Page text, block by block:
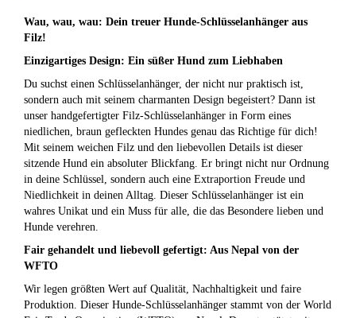
Wau, wau, wau: Dein treuer Hunde-Schlüsselanhänger aus
Filz!
Einzigartiges Design: Ein süßer Hund zum Liebhaben
Du suchst einen Schlüsselanhänger, der nicht nur praktisch ist,
sondern auch mit seinem charmanten Design begeistert? Dann ist
unser handgefertigter Filz-Schlüsselanhänger in Form eines
niedlichen, braun gefleckten Hundes genau das Richtige für dich!
Mit seinem weichen Filz und den liebevollen Details ist dieser
sitzende Hund ein absoluter Blickfang. Er bringt nicht nur Ordnung
in deine Schlüssel, sondern auch eine Extraportion Freude und
Niedlichkeit in deinen Alltag. Dieser Schlüsselanhänger ist ein
wahres Unikat und ein Muss für alle, die das Besondere lieben und
Hunde verehren.
Fair gehandelt und liebevoll gefertigt: Aus Nepal von der
WFTO
Wir legen größten Wert auf Qualität, Nachhaltigkeit und faire
Produktion. Dieser Hunde-Schlüsselanhänger stammt von der World